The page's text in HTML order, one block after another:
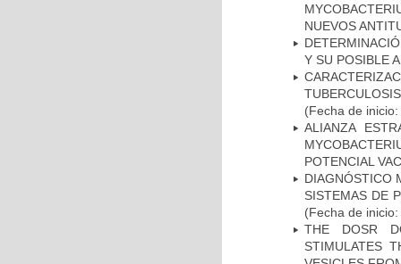
NUEVOS
Y SU POSIBLE
(Fecha de
ALIANZA
POTENCIAL
DIAGNÓSTICO
SISTEMAS DE
(Fecha de
THE DOSR
STIMULATES